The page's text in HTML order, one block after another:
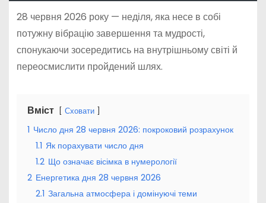
28 червня 2026 року — неділя, яка несе в собі
потужну вібрацію завершення та мудрості,
спонукаючи зосередитись на внутрішньому світі й
переосмислити пройдений шлях.
Вміст Сховати
1 Число дня 28 червня 2026: покроковий розрахунок
1.1 Як порахувати число дня
1.2 Що означає вісімка в нумерології
2 Енергетика дня 28 червня 2026
2.1 Загальна атмосфера і домінуючі теми